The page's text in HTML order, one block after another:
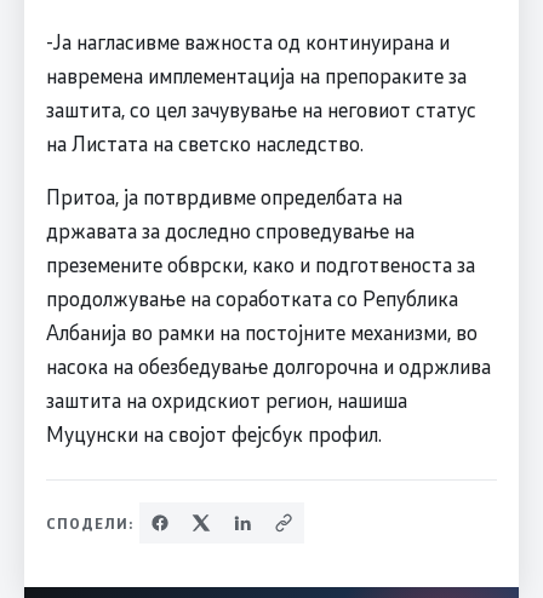
-Ја нагласивме важноста од континуирана и
навремена имплементација на препораките за
заштита, со цел зачувување на неговиот статус
на Листата на светско наследство.
Притоа, ја потврдивме определбата на
државата за доследно спроведување на
преземените обврски, како и подготвеноста за
продолжување на соработката со Република
Албанија во рамки на постојните механизми, во
насока на обезбедување долгорочна и одржлива
заштита на охридскиот регион, нашиша
Муцунски на својот фејсбук профил.
СПОДЕЛИ: